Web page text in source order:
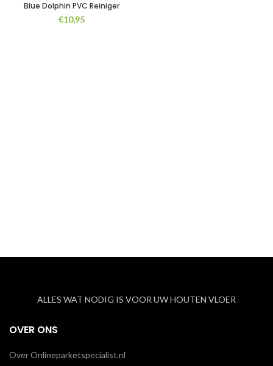
Blue Dolphin PVC Reiniger
€10,95
ALLES WAT NODIG IS VOOR UW HOUTEN VLOER
OVER ONS
Over Onlineparketspecialist.nl